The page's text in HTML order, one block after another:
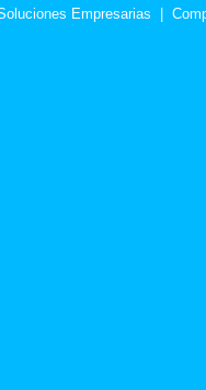
Empresarias